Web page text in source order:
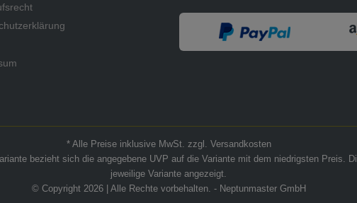
* Alle Preise inklusive MwSt. zzgl. Versandkosten
bezieht sich die angegebene UVP auf die Variante mit dem niedrigsten Preis.
jeweilige Variante angezeigt.
© Copyright 2026 | Alle Rechte vorbehalten. - Neptunmaster GmbH